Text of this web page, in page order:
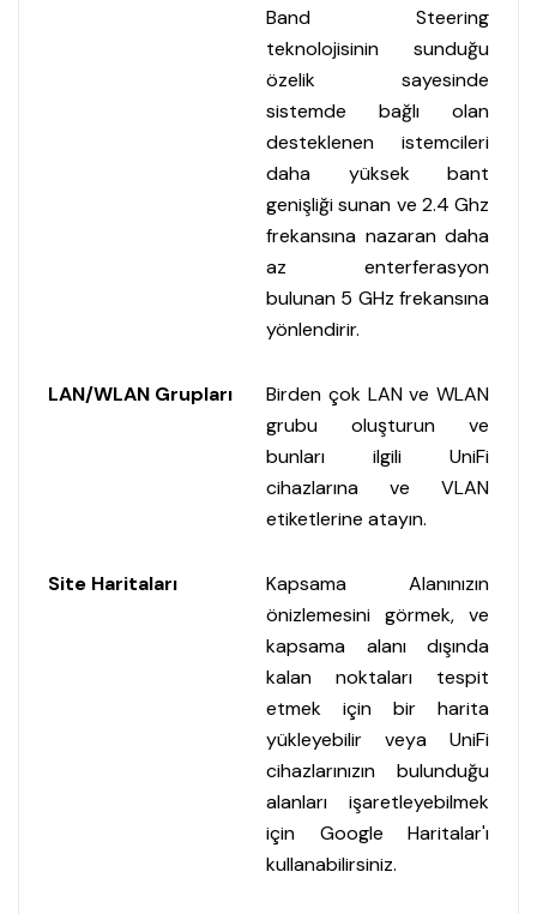
Band Steering
teknolojisinin sunduğu
özelik sayesinde
sistemde bağlı olan
desteklenen istemcileri
daha yüksek bant
genişliği sunan ve 2.4 Ghz
frekansına nazaran daha
az enterferasyon
bulunan 5 GHz frekansına
yönlendirir.
LAN/WLAN Grupları
Birden çok LAN ve WLAN
grubu oluşturun ve
bunları ilgili UniFi
cihazlarına ve VLAN
etiketlerine atayın.
Site Haritaları
Kapsama Alanınızın
önizlemesini görmek, ve
kapsama alanı dışında
kalan noktaları tespit
etmek için bir harita
yükleyebilir veya UniFi
cihazlarınızın bulunduğu
alanları işaretleyebilmek
için Google Haritalar'ı
kullanabilirsiniz.